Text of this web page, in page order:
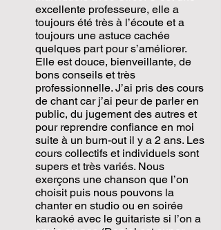
excellente professeure, elle a
toujours été très à l’écoute et a
toujours une astuce cachée
quelques part pour s’améliorer.
Elle est douce, bienveillante, de
bons conseils et très
professionnelle. J’ai pris des cours
de chant car j’ai peur de parler en
public, du jugement des autres et
pour reprendre confiance en moi
suite à un burn-out il y a 2 ans. Les
cours collectifs et individuels sont
supers et très variés. Nous
exerçons une chanson que l’on
choisit puis nous pouvons la
chanter en studio ou en soirée
karaoké avec le guitariste si l’on a